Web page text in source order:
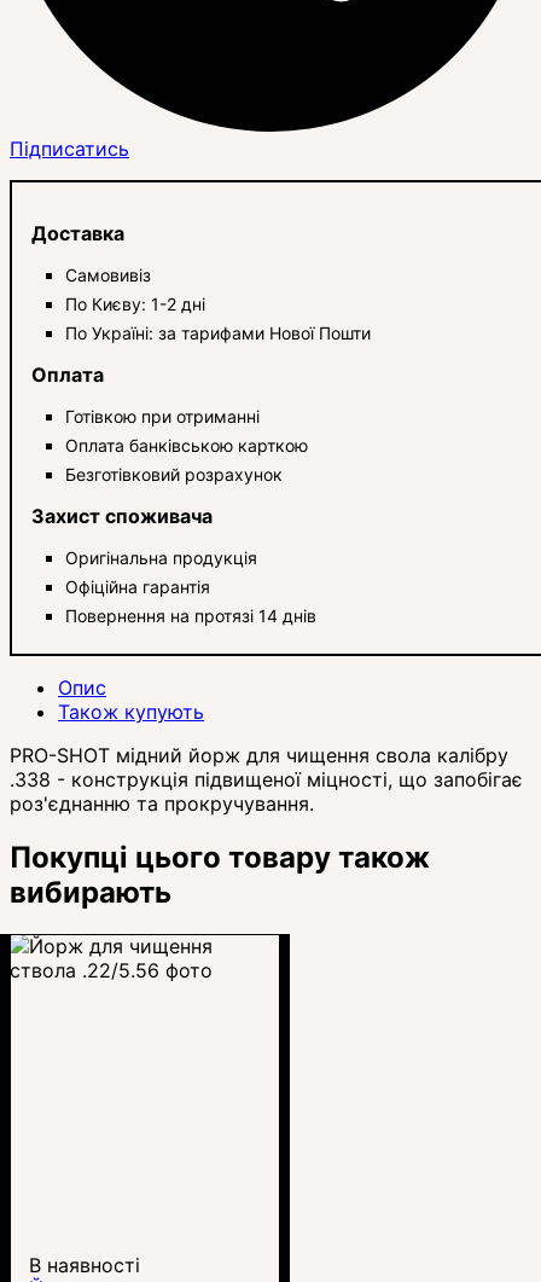
Підписатись
Доставка
Самовивіз
По Києву: 1-2 дні
По Україні: за тарифами Нової Пошти
Оплата
Готівкою при отриманні
Оплата банківською карткою
Безготівковий розрахунок
Захист споживача
Оригінальна продукція
Офіційна гарантія
Повернення на протязі 14 днів
Опис
Також купують
PRO-SHOT мідний йорж для чищення свола калібру
.338 - конструкція підвищеної міцності, що запобігає
роз'єднанню та прокручування.
Покупці цього товару також
вибирають
В наявності